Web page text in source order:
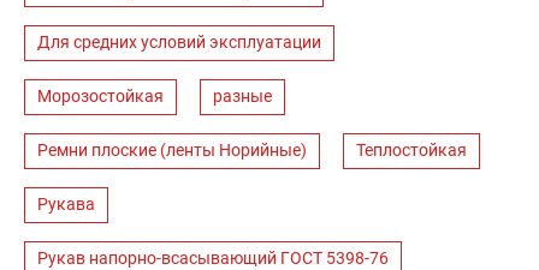
Для средних условий эксплуатации
Морозостойкая разные
Ремни плоские (ленты Норийные) Теплостойкая
Рукава
Рукав напорно-всасывающий ГОСТ 5398-76